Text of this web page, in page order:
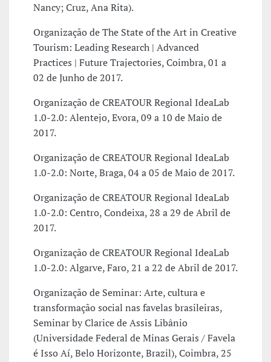
Nancy; Cruz, Ana Rita).
Organização de The State of the Art in Creative
Tourism: Leading Research | Advanced
Practices | Future Trajectories, Coimbra, 01 a
02 de Junho de 2017.
Organização de CREATOUR Regional IdeaLab
1.0-2.0: Alentejo, Evora, 09 a 10 de Maio de
2017.
Organização de CREATOUR Regional IdeaLab
1.0-2.0: Norte, Braga, 04 a 05 de Maio de 2017.
Organização de CREATOUR Regional IdeaLab
1.0-2.0: Centro, Condeixa, 28 a 29 de Abril de
2017.
Organização de CREATOUR Regional IdeaLab
1.0-2.0: Algarve, Faro, 21 a 22 de Abril de 2017.
Organização de Seminar: Arte, cultura e
transformação social nas favelas brasileiras,
Seminar by Clarice de Assis Libânio
(Universidade Federal de Minas Gerais / Favela
é Isso Aí, Belo Horizonte, Brazil), Coimbra, 25